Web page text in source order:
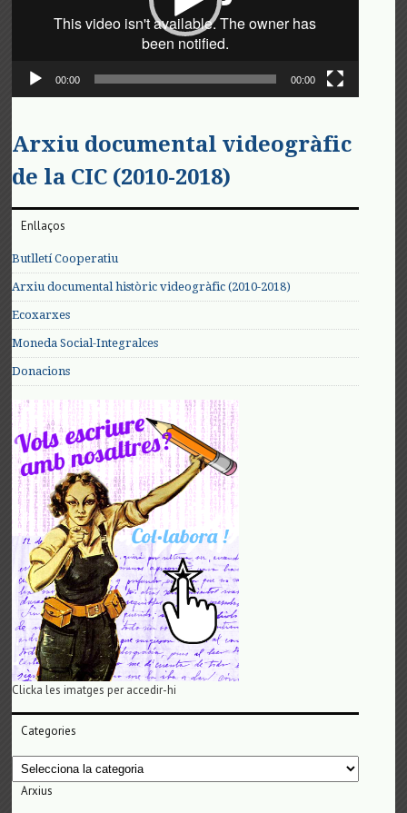
00:00 00:00
Arxiu documental videogràfic
de la CIC (2010-2018)
Enllaços
Butlletí Cooperatiu
Arxiu documental històric videogràfic (2010-2018)
Ecoxarxes
Moneda Social-Integralces
Donacions
Clicka les imatges per accedir-hi
Categories
Categories
Arxius